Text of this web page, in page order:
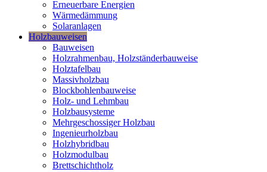
Erneuerbare Energien
Wärmedämmung
Solaranlagen
Holzbauweisen
Bauweisen
Holzrahmenbau, Holzständerbauweise
Holztafelbau
Massivholzbau
Blockbohlenbauweise
Holz- und Lehmbau
Holzbausysteme
Mehrgeschossiger Holzbau
Ingenieurholzbau
Holzhybridbau
Holzmodulbau
Brettschichtholz